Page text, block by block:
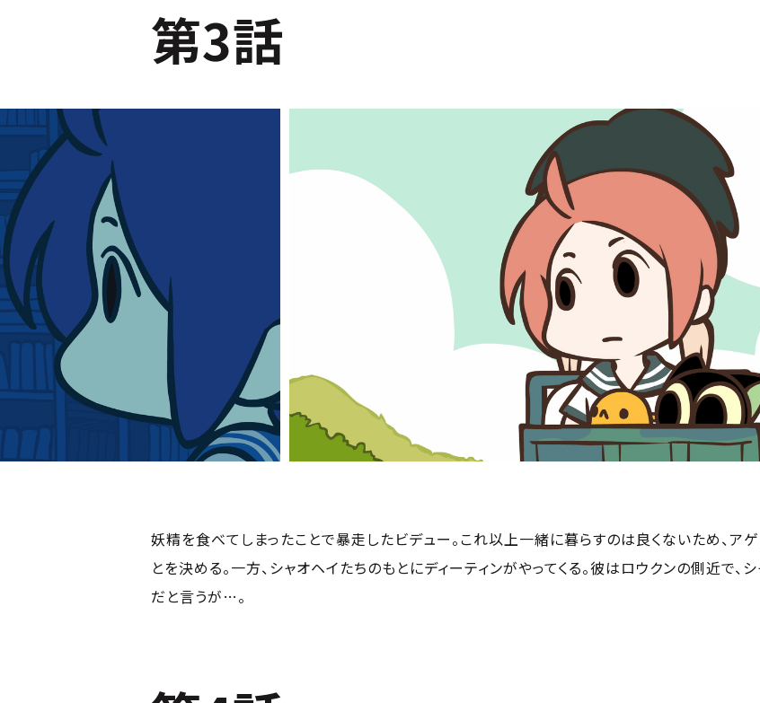
第3話
妖精を食べてしまったことで暴走したビデュー。これ以上一緒に暮らすのは良くないため、ア
とを決める。一方、シャオヘイたちのもとにディーティンがやってくる。彼はロウクンの側近で
だと言うが…。